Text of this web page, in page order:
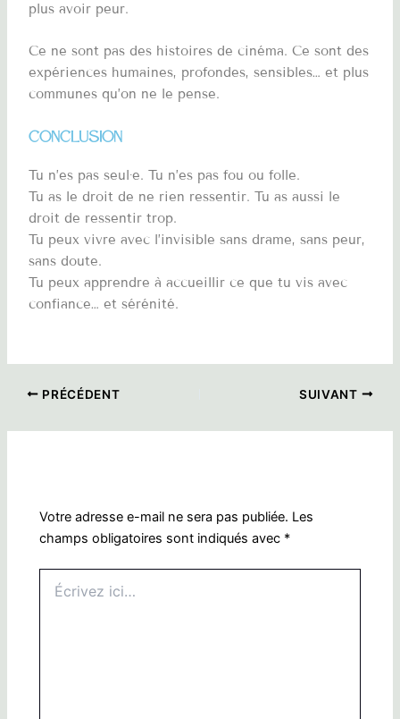
plus avoir peur.
Ce ne sont pas des histoires de cinéma. Ce sont des
expériences humaines, profondes, sensibles… et plus
communes qu’on ne le pense.
Conclusion
Tu n’es pas seul·e. Tu n’es pas fou ou folle.
Tu as le droit de ne rien ressentir. Tu as aussi le
droit de ressentir trop.
Tu peux vivre avec l’invisible sans drame, sans peur,
sans doute.
Tu peux apprendre à accueillir ce que tu vis avec
confiance… et sérénité.
PRÉCÉDENT SUIVANT
Votre adresse e-mail ne sera pas publiée. Les
champs obligatoires sont indiqués avec *
ici…